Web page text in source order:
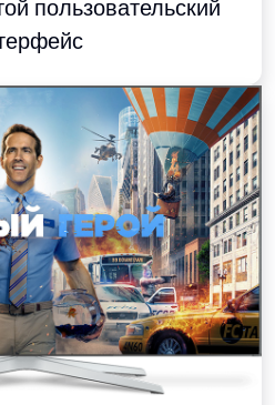
пользовательский